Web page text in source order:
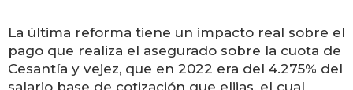
La última reforma tiene un impacto real sobre el
pago que realiza el asegurado sobre la cuota de
Cesantía y vejez, que en 2022 era del 4.275% del
salario base de cotización que elijas, el cual